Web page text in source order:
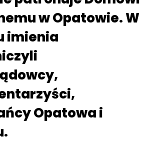
w Opatowie. W
imienia
Opatowa i